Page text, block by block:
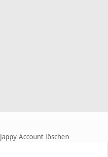
Jappy Account löschen